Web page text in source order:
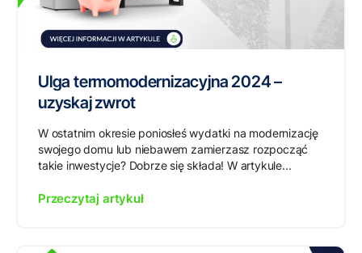
Ulga termomodernizacyjna 2024 –
uzyskaj zwrot
W ostatnim okresie poniosłeś wydatki na modernizację
swojego domu lub niebawem zamierzasz rozpocząć
takie inwestycje? Dobrze się składa! W artykule...
Przeczytaj artykuł